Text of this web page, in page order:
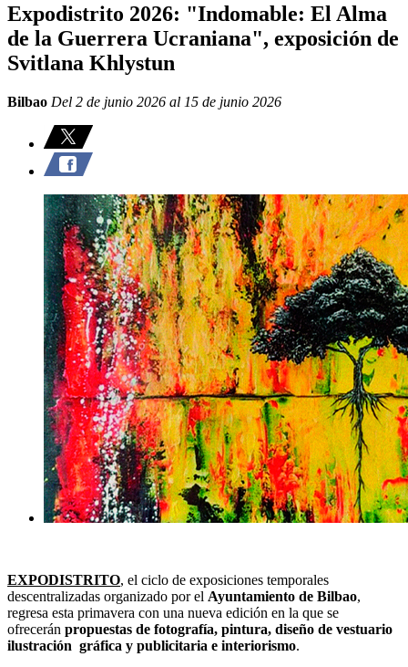
Expodistrito 2026: "Indomable: El Alma
de la Guerrera Ucraniana", exposición de
Svitlana Khlystun
Bilbao Del 2 de junio 2026 al 15 de junio 2026
EXPODISTRITO, el ciclo de exposiciones temporales
descentralizadas organizado por el Ayuntamiento de Bilbao,
regresa esta primavera con una nueva edición en la que se
ofrecerán propuestas de fotografía, pintura, diseño de vestuario
ilustración gráfica y publicitaria e interiorismo.